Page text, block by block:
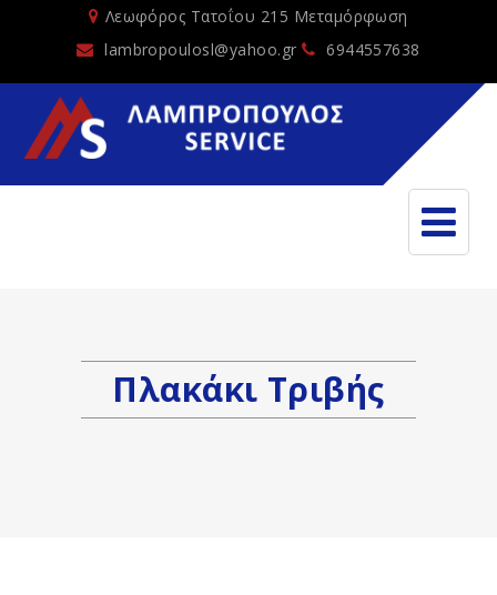
Λεωφόρος Τατοΐου 215 Μεταμόρφωση
lambropoulosl@yahoo.gr
6944557638
Πλακάκι Τριβής